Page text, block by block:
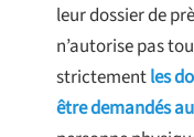
leur dossier de
n’autorise pas
strictementles
être demandés